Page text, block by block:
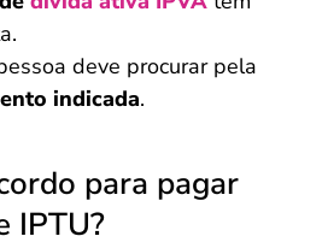
deve procurar pela
indicada.
para pagar
IPTU?